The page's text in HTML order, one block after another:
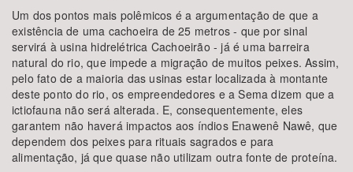
Um dos pontos mais polêmicos é a argumentação de que a
existência de uma cachoeira de 25 metros - que por sinal
servirá à usina hidrelétrica Cachoeirão - já é uma barreira
natural do rio, que impede a migração de muitos peixes. Assim,
pelo fato de a maioria das usinas estar localizada à montante
deste ponto do rio, os empreendedores e a Sema dizem que a
ictiofauna não será alterada. E, consequentemente, eles
garantem não haverá impactos aos índios Enawenê Nawê, que
dependem dos peixes para rituais sagrados e para
alimentação, já que quase não utilizam outra fonte de proteína.